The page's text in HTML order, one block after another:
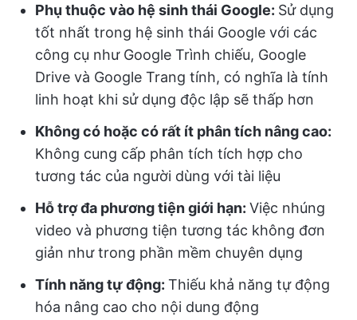
Phụ thuộc vào hệ sinh thái Google: Sử dụng
tốt nhất trong hệ sinh thái Google với các
công cụ như Google Trình chiếu, Google
Drive và Google Trang tính, có nghĩa là tính
linh hoạt khi sử dụng độc lập sẽ thấp hơn
Không có hoặc có rất ít phân tích nâng cao:
Không cung cấp phân tích tích hợp cho
tương tác của người dùng với tài liệu
Hỗ trợ đa phương tiện giới hạn: Việc nhúng
video và phương tiện tương tác không đơn
giản như trong phần mềm chuyên dụng
Tính năng tự động: Thiếu khả năng tự động
hóa nâng cao cho nội dung động